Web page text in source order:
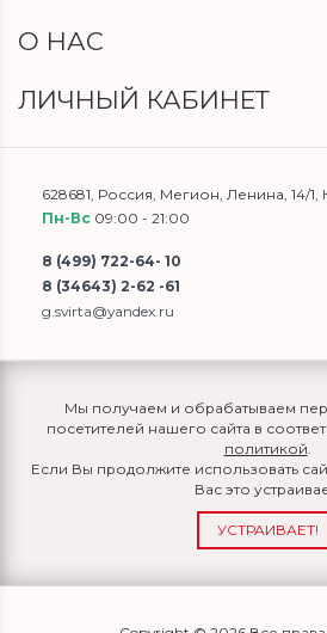
О НАС
ЛИЧНЫЙ КАБИНЕТ
628681 Россия Мегион Ленина, 14/1
Пн-Вс 09:00 - 21:00
8 (499) 722-64- 10
8 (34643) 2-62 -61
g.svirta@yandex.ru
Мы получаем и обрабатываем
посетителей нашего сайта в
политикой
Если Вы продолжите использовать
Вас это
УСТРАИВАЕТ!